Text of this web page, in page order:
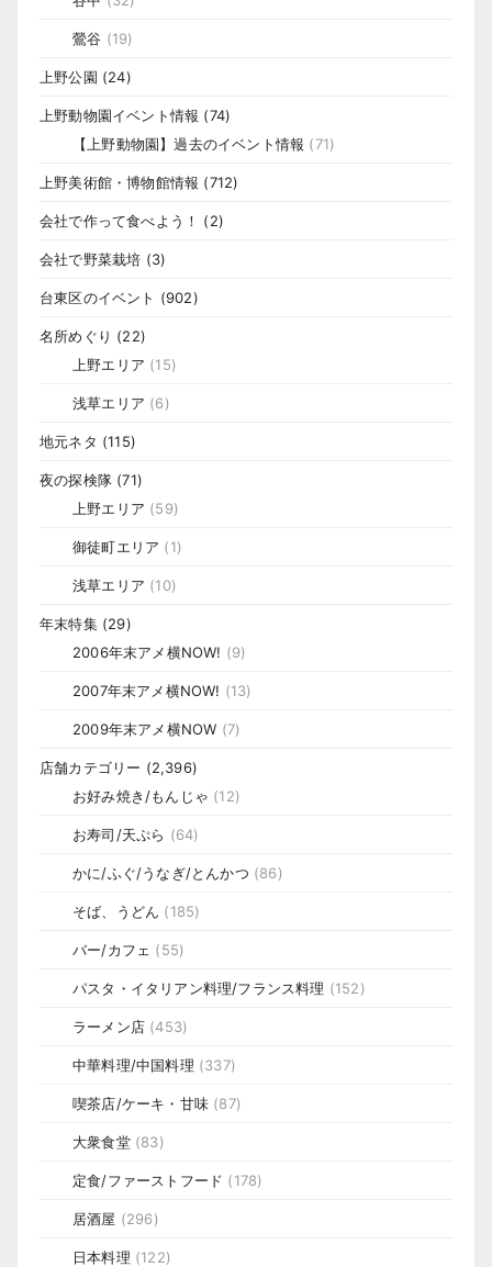
鶯谷 (19)
上野公園 (24)
上野動物園イベント情報 (74)
【上野動物園】過去のイベント情報 (71)
上野美術館・博物館情報 (712)
会社で作って食べよう！ (2)
会社で野菜栽培 (3)
台東区のイベント (902)
名所めぐり (22)
上野エリア (15)
浅草エリア (6)
地元ネタ (115)
夜の探検隊 (71)
上野エリア (59)
御徒町エリア (1)
浅草エリア (10)
年末特集(29)
2006年末アメ横NOW! (9)
2007年末アメ横NOW! (13)
2009年末アメ横NOW (7)
店舗カテゴリー (2,396)
お好み焼き/もんじゃ (12)
お寿司/天ぷら (64)
かに/ふぐ/うなぎ/とんかつ (86)
そば、うどん (185)
バー/カフェ (55)
パスタ・イタリアン料理/フランス料理 (152)
ラーメン店 (453)
中華料理/中国料理 (337)
喫茶店/ケーキ・甘味 (87)
大衆食堂(83)
定食/ファーストフード (178)
居酒屋 (296)
日本料理 (122)